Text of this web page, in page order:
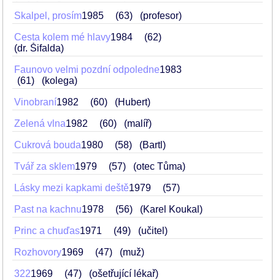
Skalpel, prosím1985 63 (profesor)
Cesta kolem mé hlavy1984
62
(dr. Šifalda)
Faunovo velmi pozdní odpoledne1983
61
(kolega)
Vinobraní1982 60 (Hubert)
Zelená vlna1982 60 (malíř)
Cukrová bouda1980 58 (Bartl)
Tvář za sklem1979 57 (otec Tůma)
Lásky mezi kapkami deště1979 57
Past na kachnu1978 56 (Karel Koukal)
Princ a chuďas1971 49 (učitel)
Rozhovory1969 47 (muž)
3221969 47 (ošetřující lékař)